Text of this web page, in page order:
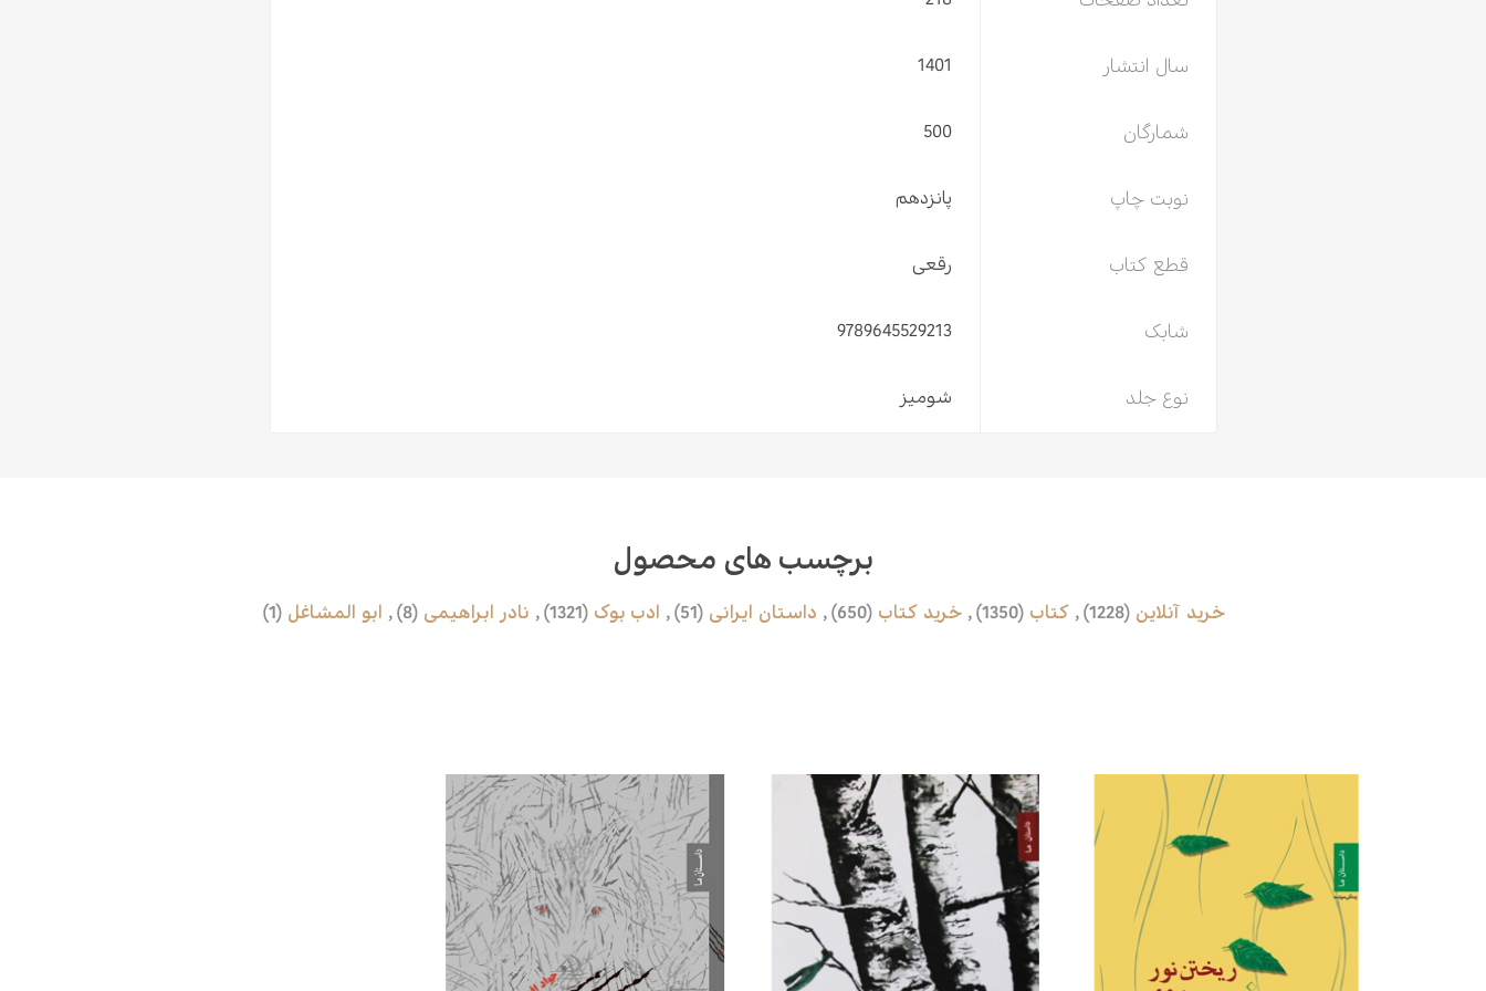
سال انتشار 1401
شمارگان 500
نوبت چاپ پانزدهم
قطع کتاب رقعی
شابک 9789645529213
نوع جلد شومیز
برچسب های محصول
خرید آنلاین (1228)
, کتاب (1350)
, خرید کتاب (650)
, داستان ایرانی (51)
, ادب بوک (1321)
, نادر ابراهیمی (8)
, ابو المشاغل (1)